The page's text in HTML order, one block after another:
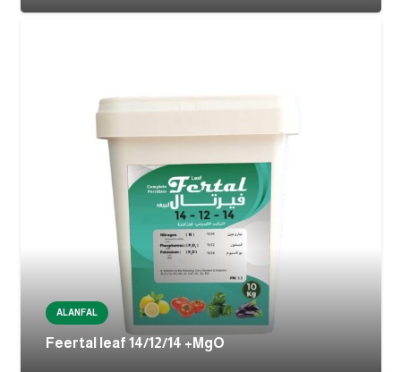
ALANFAL
Feertal leaf 14/12/14 +MgO